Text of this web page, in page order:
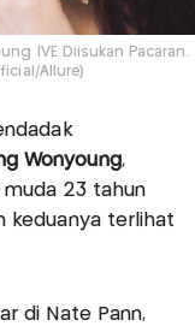
IVE Diisukan Pacaran.
Allure)
Wonyoung,
23 tahun
keduanya terlihat
di Nate Pann,